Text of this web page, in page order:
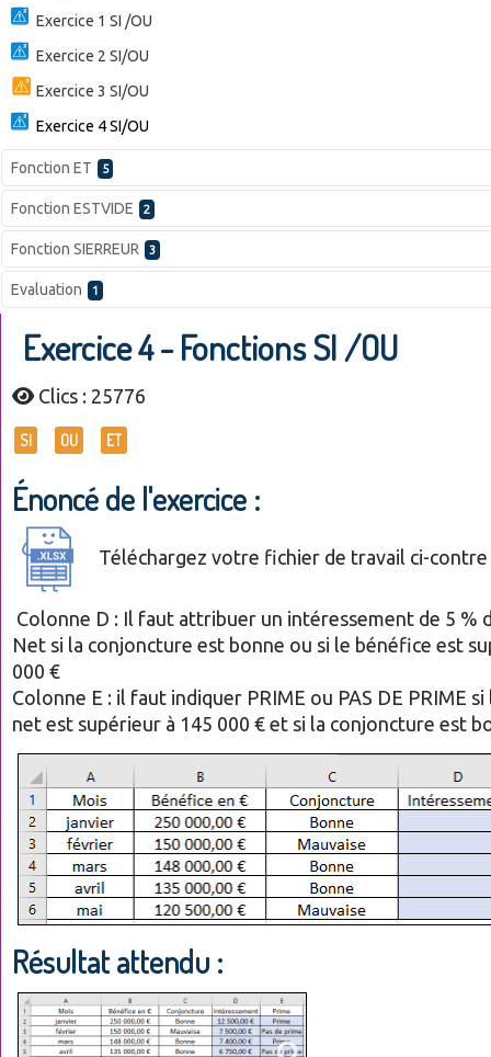
Exercice 1 SI /OU
Exercice 2 SI/OU
Exercice 3 SI/OU
Exercice 4 SI/OU
Fonction ET 5
Fonction ESTVIDE 2
Fonction SIERREUR 3
Evaluation 1
Exercice 4 - Fonctions SI /OU
Clics : 25776
SI OU ET
Énoncé de l'exercice :
Téléchargez votre fichier de travail ci-contre
Colonne D : Il faut attribuer un intéressement de 5 %
Net si la conjoncture est bonne ou si le bénéfice est
000 €
Colonne E : il faut indiquer PRIME ou PAS DE PRIME
net est supérieur à 145 000 € et si la conjoncture est
Résultat attendu :